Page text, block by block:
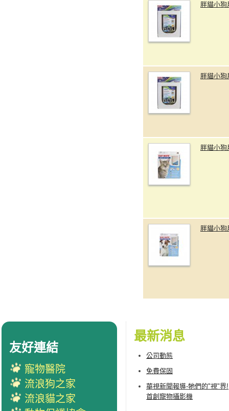
胖貓小狗
胖貓小狗
胖貓小狗
胖貓小狗
最新消息
公司動態
免費保固
華視新聞報導-牠們的"視"界!
首創寵物攝影機
友好連結
寵物醫院
流浪狗之家
流浪貓之家